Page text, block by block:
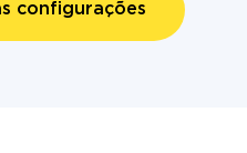
configurações